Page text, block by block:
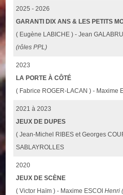
2025 - 2026
GARANTI DIX ANS & LES PETITS
( Eugène LABICHE ) - Jean
(rôles PPL)
2023
LA PORTE À CÔTÉ
( Fabrice ROGER-LACAN ) - Maxime
2021 à 2023
JEUX DE DUPES
( Jean-Michel RIBES et Georges
SABLAYROLLES
2020
JEUX DE SCÈNE
( Victor Haïm ) - Maxime ESCOIHenri